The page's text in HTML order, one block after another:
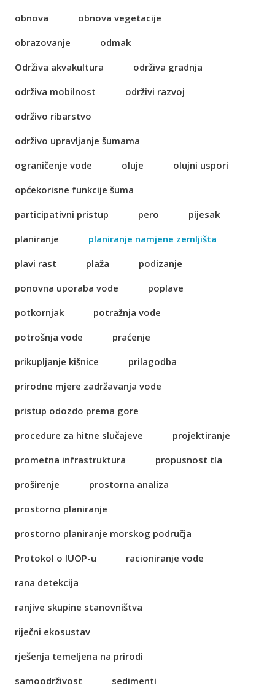
obnova
obnova vegetacije
obrazovanje
odmak
Održiva akvakultura
održiva gradnja
održiva mobilnost
održivi razvoj
održivo ribarstvo
održivo upravljanje šumama
ograničenje vode
oluje
olujni uspori
općekorisne funkcije šuma
participativni pristup
pero
pijesak
planiranje
planiranje namjene zemljišta
plavi rast
plaža
podizanje
ponovna uporaba vode
poplave
potkornjak
potražnja vode
potrošnja vode
praćenje
prikupljanje kišnice
prilagodba
prirodne mjere zadržavanja vode
pristup odozdo prema gore
procedure za hitne slučajeve
projektiranje
prometna infrastruktura
propusnost tla
proširenje
prostorna analiza
prostorno planiranje
prostorno planiranje morskog područja
Protokol o IUOP-u
racioniranje vode
rana detekcija
ranjive skupine stanovništva
riječni ekosustav
rješenja temeljena na prirodi
samoodrživost
sedimenti